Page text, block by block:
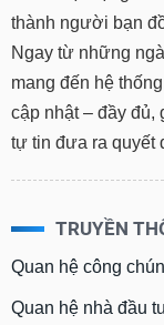
thành người bạn
Ngay từ những
mang đến hệ
cập nhật – đầy đủ,
tự tin đưa ra quyết
TRUYỀN
Quan hệ công
Quan hệ nhà đầu